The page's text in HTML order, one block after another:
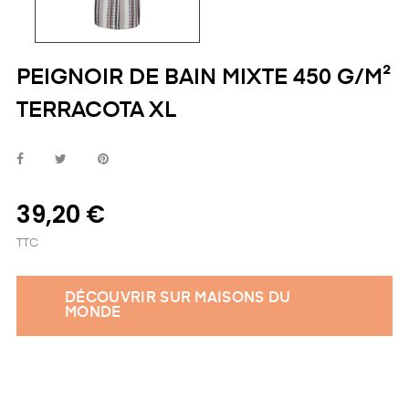
PEIGNOIR DE BAIN MIXTE 450 G/M²
TERRACOTA XL
39,20 €
TTC
DÉCOUVRIR SUR MAISONS DU
MONDE